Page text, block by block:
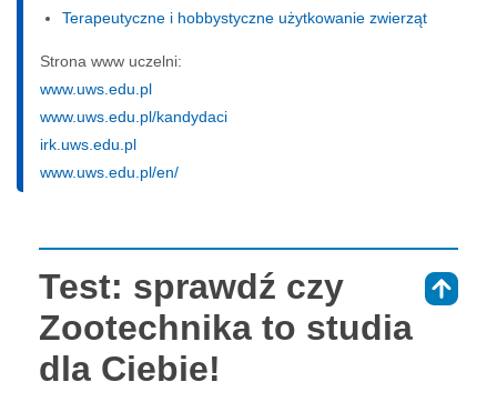
Terapeutyczne i hobbystyczne użytkowanie zwierząt
Strona www uczelni:
www.uws.edu.pl
www.uws.edu.pl/kandydaci
irk.uws.edu.pl
www.uws.edu.pl/en/
Test: sprawdź czy
Zootechnika to studia
dla Ciebie!